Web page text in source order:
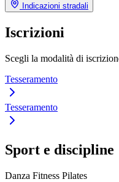
Indicazioni stradali
Iscrizioni
Scegli la modalità di
Tesseramento
Tesseramento
Sport e discipline
Danza Fitness Pilates